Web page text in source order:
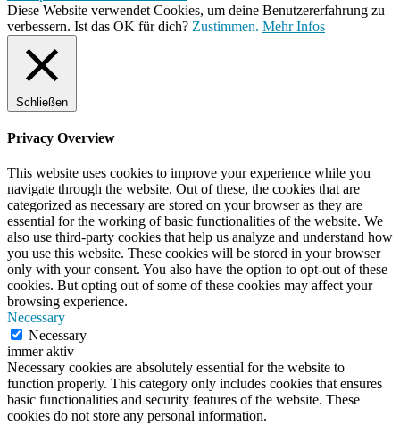
Diese Website verwendet Cookies, um deine Benutzererfahrung zu
verbessern. Ist das OK für dich? Zustimmen. Mehr Infos
Schließen
Privacy Overview
This website uses cookies to improve your experience while you
navigate through the website. Out of these, the cookies that are
categorized as necessary are stored on your browser as they are
essential for the working of basic functionalities of the website. We
also use third-party cookies that help us analyze and understand how
you use this website. These cookies will be stored in your browser
only with your consent. You also have the option to opt-out of these
cookies. But opting out of some of these cookies may affect your
browsing experience.
Necessary
Necessary
immer aktiv
Necessary cookies are absolutely essential for the website to
function properly. This category only includes cookies that ensures
basic functionalities and security features of the website. These
cookies do not store any personal information.